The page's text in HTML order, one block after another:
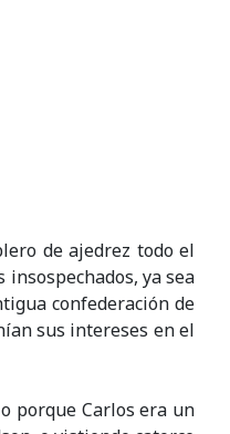
de ajedrez todo el
ya sea
confederación de
sus intereses en el
porque Carlos era un